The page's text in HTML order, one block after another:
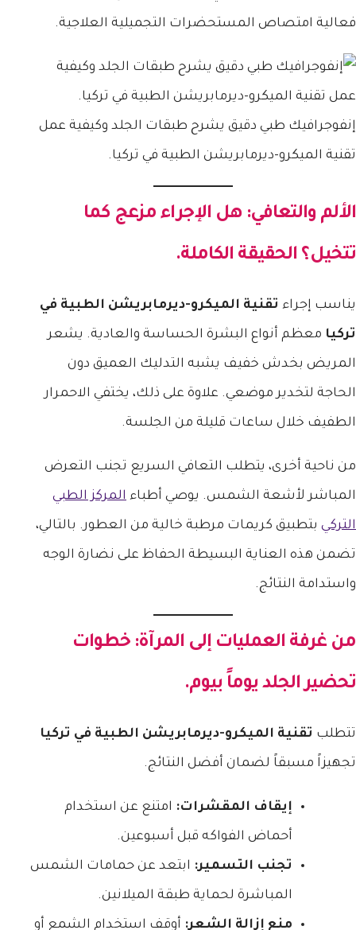
فعالية امتصاص المستحضرات التجميلية العلاجية.
إنفوجرافيك طبي دقيق يشرح طبقات الجلد وكيفية عمل
تقنية الميكرو-ديرمابريشن الطبية في تركيا.
الألم والتعافي: هل الإجراء مزعج كما
تتخيل؟ الحقيقة الكاملة.
يناسب إجراء تقنية الميكرو-ديرمابريشن الطبية في
تركيا معظم أنواع البشرة الحساسة والعادية. يشعر
المريض بخدش خفيف يشبه التدليك العميق دون
الحاجة لتخدير موضعي. علاوة على ذلك، يختفي الاحمرار
الطفيف خلال ساعات قليلة من الجلسة.
من ناحية أخرى، يتطلب التعافي السريع تجنب التعرض
المباشر لأشعة الشمس. يوصي أطباء المركز الطبي
التركي بتطبيق كريمات مرطبة خالية من العطور. بالتالي،
تضمن هذه العناية البسيطة الحفاظ على نضارة الوجه
واستدامة النتائج.
من غرفة العمليات إلى المرآة: خطوات
تحضير الجلد يوماً بيوم.
تتطلب تقنية الميكرو-ديرمابريشن الطبية في تركيا
تجهيزاً مسبقاً لضمان أفضل النتائج.
إيقاف المقشرات: امتنع عن استخدام
أحماض الفواكه قبل أسبوعين.
تجنب التسمير: ابتعد عن حمامات الشمس
المباشرة لحماية طبقة الميلانين.
منع إزالة الشعر: أوقف استخدام الشمع أو